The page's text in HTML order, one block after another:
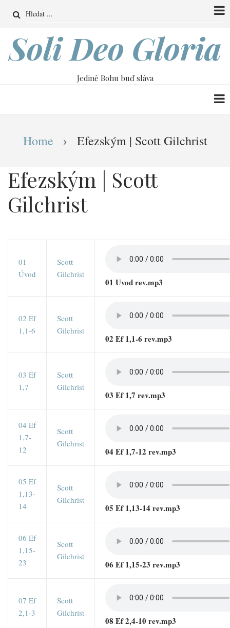
obsahu
Search
Soli Deo Gloria
Jedině Bohu buď sláva
Drobečková
navigace
Home Efezským | Scott Gilchrist
Efezským | Scott
Gilchrist
01
Úvod
Scott
Gilchrist
01 Uvod rev.mp3
02 Ef
1,1-6
Scott
Gilchrist
02 Ef 1,1-6 rev.mp3
03 Ef
1,7
Scott
Gilchrist
03 Ef 1,7 rev.mp3
04 Ef
1,7-
12
Scott
Gilchrist
04 Ef 1,7-12 rev.mp3
05 Ef
1,13-
14
Scott
Gilchrist
05 Ef 1,13-14 rev.mp3
06 Ef
1,15-
23
Scott
Gilchrist
06 Ef 1,15-23 rev.mp3
07 Ef
2,1-3
Scott
Gilchrist
08 Ef 2,4-10 rev.mp3